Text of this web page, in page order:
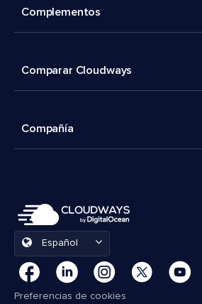
Complementos
Comparar Cloudways
Compañía
Español
Preferencias de cookies